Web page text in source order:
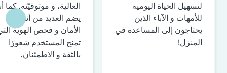
لتسهيل الحياة اليومية
للأمهات و الآباء الذين
يحتاجون إلى المساعدة في
المنزل!
العالية، و موثوقيّته. كما
يضم العديد من أنظمة
الأمان و فحص الهوية
تمنح المستخدم شعورًا
بالثقة و الاطمئنان.